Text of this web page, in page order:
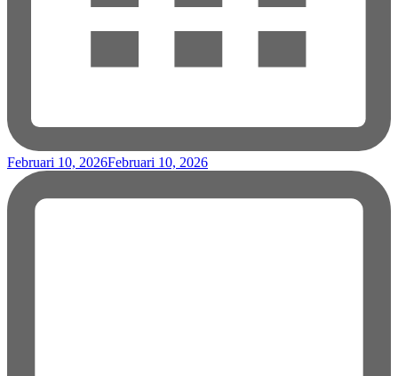
Februari 10, 2026Februari 10, 2026